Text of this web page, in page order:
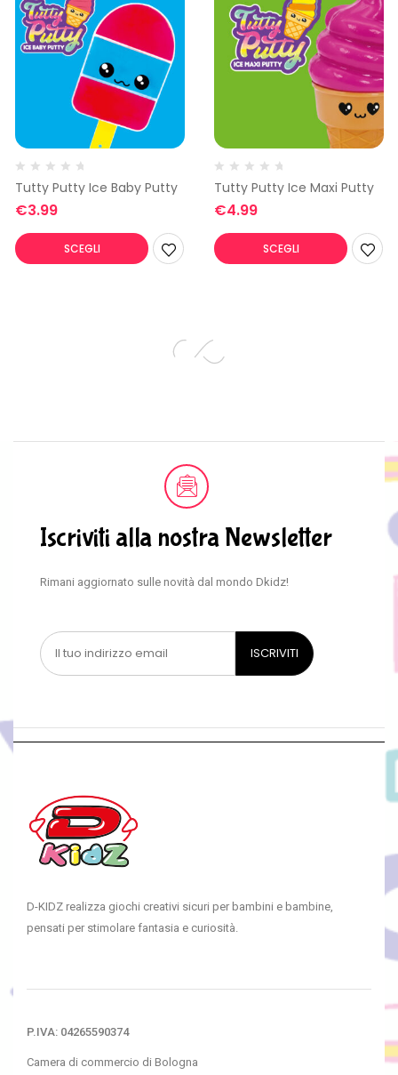
Tutty Putty Ice Baby Putty
€3.99
SCEGLI
Tutty Putty Ice Maxi Putty
€4.99
SCEGLI
Iscriviti alla nostra Newsletter
Rimani aggiornato sulle novità dal mondo Dkidz!
D-KIDZ realizza giochi creativi sicuri per bambini e bambine,
pensati per stimolare fantasia e curiosità.
P.IVA: 04265590374
Camera di commercio di Bologna